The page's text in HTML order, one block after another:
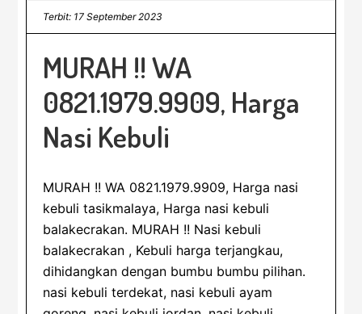
Terbit: 17 September 2023
MURAH !! WA
0821.1979.9909, Harga
Nasi Kebuli
MURAH !! WA 0821.1979.9909, Harga nasi
kebuli tasikmalaya, Harga nasi kebuli
balakecrakan. MURAH !! Nasi kebuli
balakecrakan , Kebuli harga terjangkau,
dihidangkan dengan bumbu bumbu pilihan.
nasi kebuli terdekat, nasi kebuli ayam